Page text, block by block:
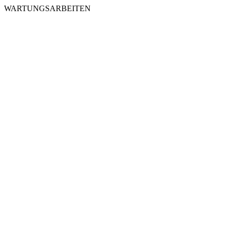
WARTUNGSARBEITEN